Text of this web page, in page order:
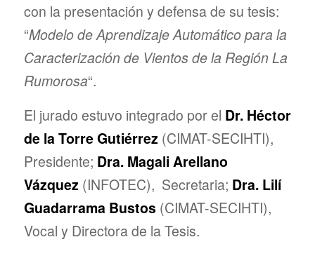
con la presentación y defensa de su tesis:
“Modelo de Aprendizaje Automático para la
Caracterización de Vientos de la Región La
Rumorosa“.
El jurado estuvo integrado por el Dr. Héctor
de la Torre Gutiérrez (CIMAT-SECIHTI),
Presidente; Dra. Magali Arellano
Vázquez (INFOTEC), Secretaria; Dra. Lilí
Guadarrama Bustos (CIMAT-SECIHTI),
Vocal y Directora de la Tesis.